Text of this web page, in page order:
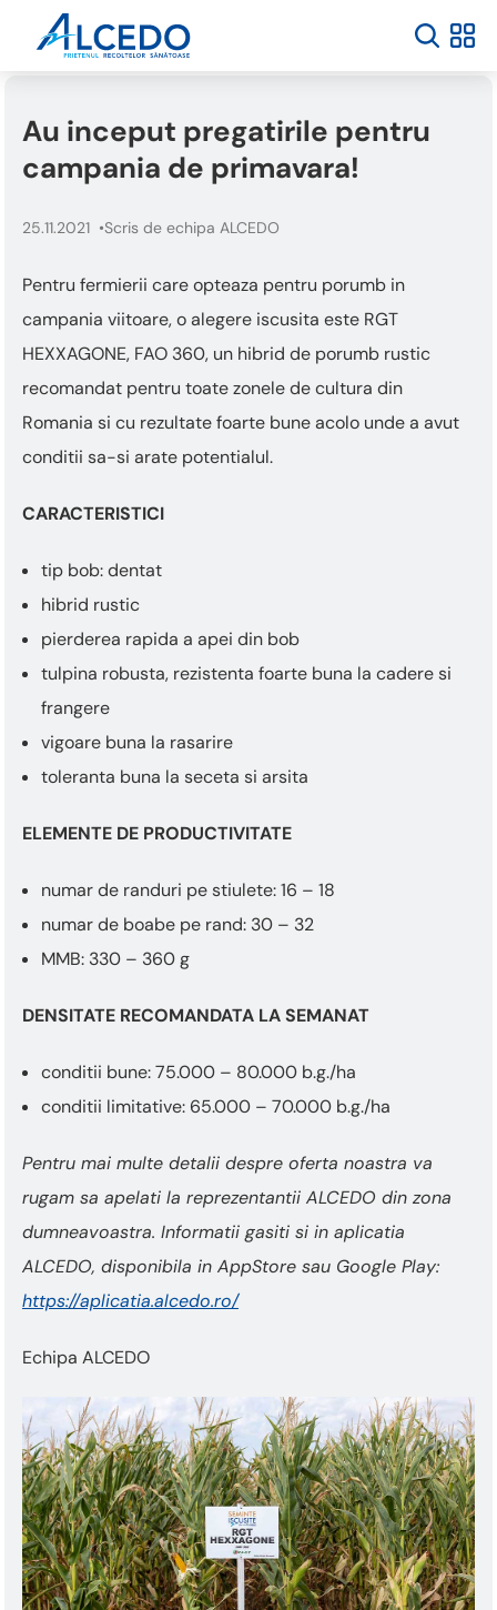
Welcome
Accessibility
reader.
start
One
Accessibility
screen
reader,
"Ctrl
shortcut
the
screen
reader
navigate
interact
with
content.
Au inceput pregatirile pentru
campania de primavara!
25.11.2021 Scris de echipa ALCEDO
Pentru fermierii care opteaza pentru porumb in
campania viitoare, o alegere iscusita este RGT
HEXXAGONE, FAO 360, un hibrid de porumb rustic
recomandat pentru toate zonele de cultura din
Romania si cu rezultate foarte bune acolo unde a avut
conditii sa-si arate potentialul.
CARACTERISTICI
tip bob: dentat
hibrid rustic
pierderea rapida a apei din bob
tulpina robusta, rezistenta foarte buna la cadere si
frangere
vigoare buna la rasarire
toleranta buna la seceta si arsita
ELEMENTE DE PRODUCTIVITATE
numar de randuri pe stiulete: 16 – 18
numar de boabe pe rand: 30 – 32
MMB: 330 – 360 g
DENSITATE RECOMANDATA LA SEMANAT
conditii bune: 75.000 – 80.000 b.g./ha
conditii limitative: 65.000 – 70.000 b.g./ha
Pentru mai multe detalii despre oferta noastra va
rugam sa apelati la reprezentantii ALCEDO din zona
dumneavoastra. Informatii gasiti si in aplicatia
ALCEDO, disponibila in AppStore sau Google Play:
https://aplicatia.alcedo.ro/
Echipa ALCEDO